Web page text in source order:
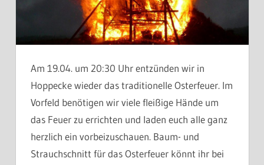
Am 19.04. um 20:30 Uhr entzünden wir in
Hoppecke wieder das traditionelle Osterfeuer. Im
Vorfeld benötigen wir viele fleißige Hände um
das Feuer zu errichten und laden euch alle ganz
herzlich ein vorbeizuschauen. Baum- und
Strauchschnitt für das Osterfeuer könnt ihr bei